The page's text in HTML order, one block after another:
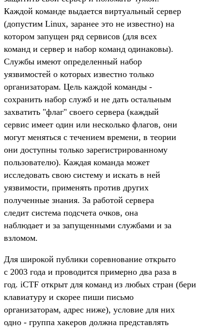
Каждой команде выдается виртуальный сервер
(допустим Linux, заранее это не известно) на
котором запущен ряд сервисов (для всех
команд и сервер и набор команд одинаковы).
Службы имеют определенный набор
уязвимостей о которых известно только
организаторам. Цель каждой команды -
сохранить набор служб и не дать остальным
захватить "флаг" своего сервера (каждый
сервис имеет один или несколько флагов, они
могут меняться с течением времени, в теории
они доступны только зарегистрированному
пользователю). Каждая команда может
исследовать свою систему и искать в ней
уязвимости, применять против других
полученные знания. За работой сервера
следит система подсчета очков, она
наблюдает и за запущенными службами и за
взломом.
Для широкой публики соревнование открыто
с 2003 года и проводится примерно два раза в
год. iCTF открыт для команд из любых стран (бери
клавиатуру и скорее пиши письмо
организаторам, адрес ниже), условие для них
одно - группа хакеров должна представлять